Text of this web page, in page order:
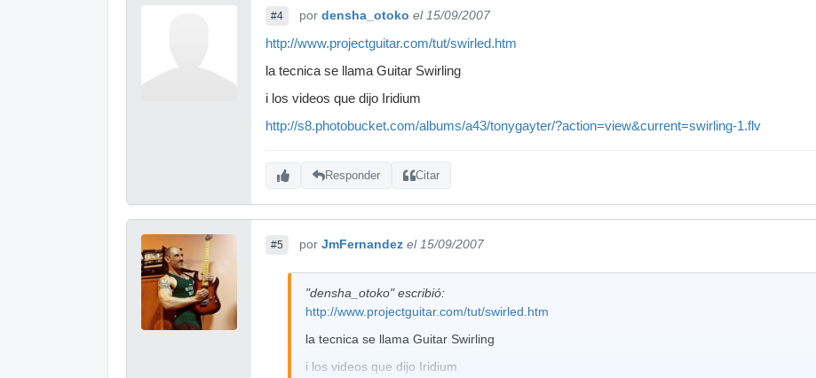
#4 por densha_otoko el 15/09/2007
http://www.projectguitar.com/tut/swirled.htm
la tecnica se llama Guitar Swirling
i los videos que dijo Iridium
http://s8.photobucket.com/albums/a43/tonygayter/?action=view&current=swirling-1.flv
Responder Citar
#5 por JmFernandez el 15/09/2007
"densha_otoko" escribió:
http://www.projectguitar.com/tut/swirled.htm
la tecnica se llama Guitar Swirling
i los videos que dijo Iridium